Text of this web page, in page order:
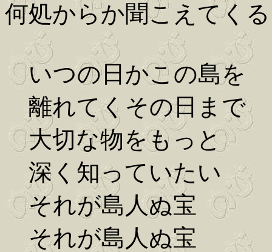
何処からか聞こえてく
いつの日かこの島を
離れてくその日まで
大切な物をもっと
深く知っていたい
それが島人ぬ宝
それが島人ぬ宝